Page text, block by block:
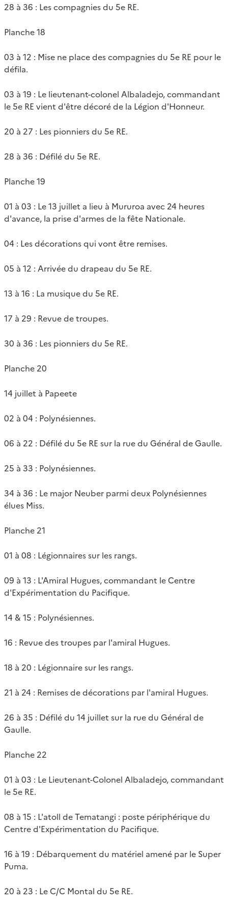
28 à 36 : Les compagnies du 5e RE.
Planche 18
03 à 12 : Mise ne place des compagnies du 5e RE pour le
défila.
03 à 19 : Le lieutenant-colonel Albaladejo, commandant
le 5e RE vient d'être décoré de la Légion d'Honneur.
20 à 27 : Les pionniers du 5e RE.
28 à 36 : Défilé du 5e RE.
Planche 19
01 à 03 : Le 13 juillet a lieu à Mururoa avec 24 heures
d'avance, la prise d'armes de la fête Nationale.
04 : Les décorations qui vont être remises.
05 à 12 : Arrivée du drapeau du 5e RE.
13 à 16 : La musique du 5e RE.
17 à 29 : Revue de troupes.
30 à 36 : Les pionniers du 5e RE.
Planche 20
14 juillet à Papeete
02 à 04 : Polynésiennes.
06 à 22 : Défilé du 5e RE sur la rue du Général de Gaulle.
25 à 33 : Polynésiennes.
34 à 36 : Le major Neuber parmi deux Polynésiennes
élues Miss.
Planche 21
01 à 08 : Légionnaires sur les rangs.
09 à 13 : L'Amiral Hugues, commandant le Centre
d'Expérimentation du Pacifique.
14 & 15 : Polynésiennes.
16 : Revue des troupes par l'amiral Hugues.
18 à 20 : Légionnaire sur les rangs.
21 à 24 : Remises de décorations par l'amiral Hugues.
26 à 35 : Défilé du 14 juillet sur la rue du Général de
Gaulle.
Planche 22
01 à 03 : Le Lieutenant-Colonel Albaladejo, commandant
le 5e RE.
08 à 15 : L'atoll de Tematangi : poste périphérique du
Centre d'Expérimentation du Pacifique.
16 à 19 : Débarquement du matériel amené par le Super
Puma.
20 à 23 : Le C/C Montal du 5e RE.